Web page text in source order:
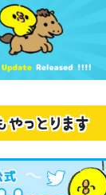
やっとります